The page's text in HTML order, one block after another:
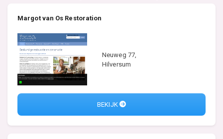
Margot van Os Restoration
Neuweg 77,
Hilversum
BEKIJK